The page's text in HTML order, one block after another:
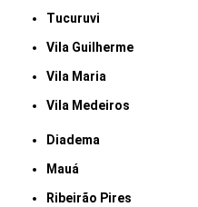
Tucuruvi
Vila Guilherme
Vila Maria
Vila Medeiros
Diadema
Mauá
Ribeirão Pires